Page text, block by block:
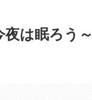
夜は眠ろう～